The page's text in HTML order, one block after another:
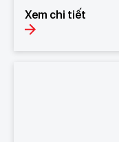
Xem chi tiết